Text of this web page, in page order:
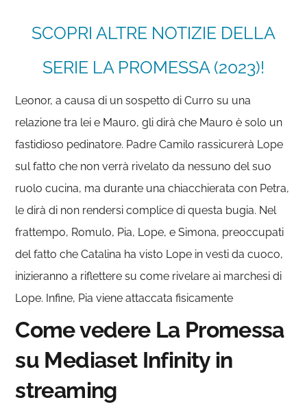
SCOPRI ALTRE NOTIZIE DELLA
SERIE LA PROMESSA (2023)!
Leonor, a causa di un sospetto di Curro su una
relazione tra lei e Mauro, gli dirà che Mauro è solo un
fastidioso pedinatore. Padre Camilo rassicurerà Lope
sul fatto che non verrà rivelato da nessuno del suo
ruolo cucina, ma durante una chiacchierata con Petra,
le dirà di non rendersi complice di questa bugia. Nel
frattempo, Romulo, Pia, Lope, e Simona, preoccupati
del fatto che Catalina ha visto Lope in vesti da cuoco,
inizieranno a riflettere su come rivelare ai marchesi di
Lope. Infine, Pia viene attaccata fisicamente
Come vedere La Promessa
su Mediaset Infinity in
streaming